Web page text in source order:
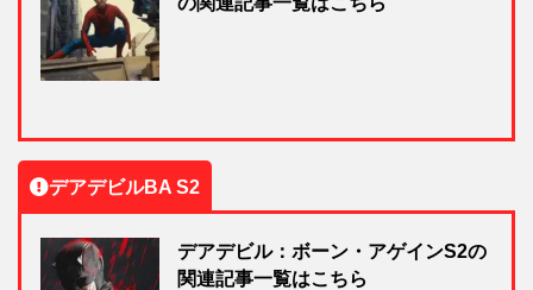
デアデビルBA S2
デアデビル：ボーン・アゲインS2の
関連記事一覧はこちら